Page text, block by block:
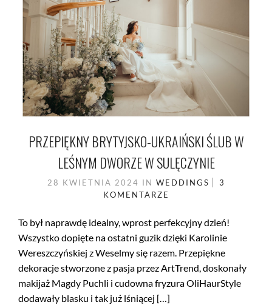
PRZEPIĘKNY BRYTYJSKO-UKRAIŃSKI ŚLUB W
LEŚNYM DWORZE W SULĘCZYNIE
28 KWIETNIA 2024 IN WEDDINGS
3
KOMENTARZE
To był naprawdę idealny, wprost perfekcyjny dzień!
Wszystko dopięte na ostatni guzik dzięki Karolinie
Wereszczyńskiej z Weselmy się razem. Przepiękne
dekoracje stworzone z pasja przez ArtTrend, doskonały
makijaż Magdy Puchli i cudowna fryzura OliHaurStyle
dodawały blasku i tak już lśniącej […]